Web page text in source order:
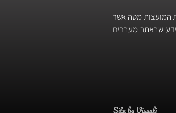
המועצות מטה אשר
שבאתר מעברים
Site by Visuali